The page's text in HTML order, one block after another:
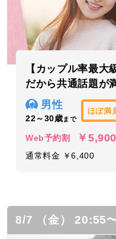
【カップル率最大
だから共通話題が
男性
22～30歳まで
ほぼ満
Web予約割 ￥5,900
通常料金 ￥6,400
8/7 （金） 20:55